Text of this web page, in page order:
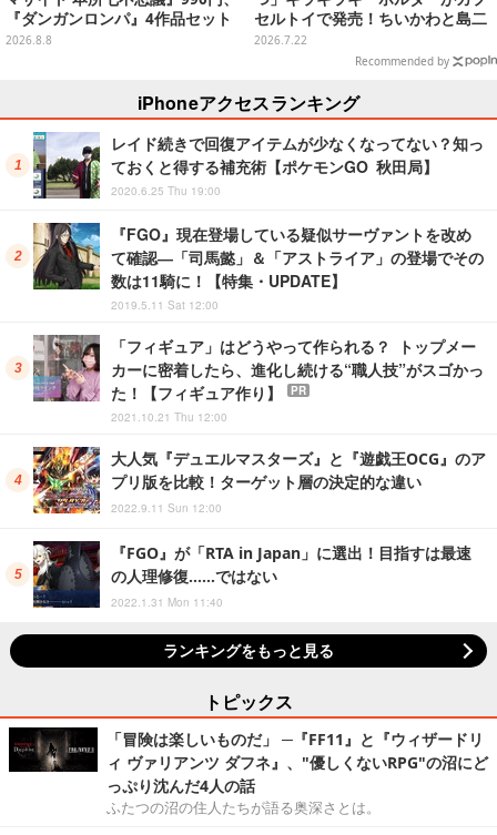
『ダンガンロンパ』4作品セット
で3,060円、“お紳士”な恋愛ADV
2026.8.8
セルトイで発売！ちいかわと島二
郎など全8種、2個セットのスペシ
2026.7.22
Recommended by
iPhoneアクセスランキング
レイド続きで回復アイテムが少なくなってない？知っ
ておくと得する補充術【ポケモンGO 秋田局】
2020.6.25 Thu 19:00
『FGO』現在登場している疑似サーヴァントを改め
て確認―「司馬懿」＆「アストライア」の登場でその
数は11騎に！【特集・UPDATE】
2019.5.11 Sat 12:00
「フィギュア」はどうやって作られる？ トップメー
カーに密着したら、進化し続ける“職人技”がスゴかっ
た！【フィギュア作り】
PR
2021.10.21 Thu 12:00
大人気『デュエルマスターズ』と『遊戯王OCG』のア
プリ版を比較！ターゲット層の決定的な違い
2022.9.11 Sun 12:00
『FGO』が「RTA in Japan」に選出！目指すは最速
の人理修復……ではない
2022.1.31 Mon 11:40
ランキングをもっと見る
トピックス
「冒険は楽しいものだ」 ─『FF11』と『ウィザードリ
ィ ヴァリアンツ ダフネ』、"優しくないRPG"の沼にど
っぷり沈んだ4人の話
ふたつの沼の住人たちが語る奥深さとは。